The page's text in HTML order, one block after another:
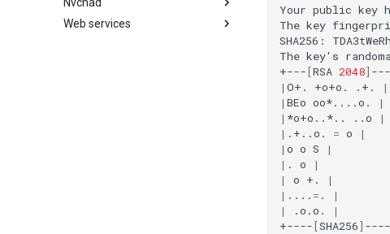
Conclusions
4 Firewall Setup
setup
Sed 命令
Overview
Web services
Your public key
The key
SHA256:
The key' s
+---[RSA 2048]
| O+. +o+o. .+.
|
| BEo oo*....o.
|
| *o+o..*.. ..o
|
| .+..o. = o
|
| o o S
|
| . o
|
|
o +.
|
| .... = .
|
|
.o.o.
|
+----[SHA256]